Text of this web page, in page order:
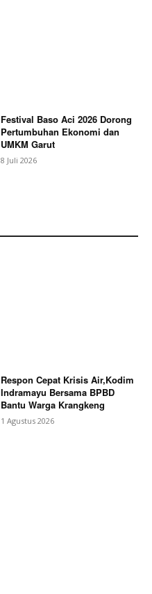
Festival Baso Aci 2026 Dorong
Pertumbuhan Ekonomi dan
UMKM Garut
8 Juli 2026
Respon Cepat Krisis Air,Kodim
Indramayu Bersama BPBD
Bantu Warga Krangkeng
1 Agustus 2026